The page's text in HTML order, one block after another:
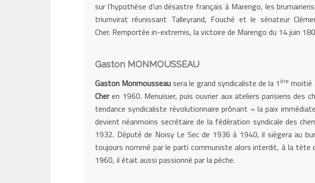
sur l’hypothèse d’un désastre français à Marengo, les
triumvirat réunissant Talleyrand, Fouché et le sénateur
Cher. Remportée in-extremis, la victoire de Marengo du 14 juin
Gaston MONMOUSSEAU
Gaston Monmousseausera le grand syndicaliste de la 1 ère moitié
Cheren 1960. Menuisier, puis ouvrier aux ateliers parisiens des
tendance syndicaliste révolutionnaire prônant « la paix
devient néanmoins secrétaire de la fédération syndicale des
1932. Député de Noisy Le Sec de 1936 à 1940, il siègera au
toujours nommé par le parti communiste alors interdit, à la tête
1960, il était aussi passionné par la pèche.